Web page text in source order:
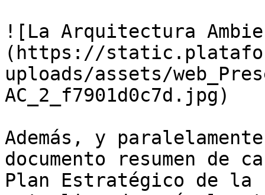
![La Arquitectura
(https://
uploads/assets/
AC_2_f7901d0c7d.jpg)
Además, y
documento resumen
Plan Estratégico de la